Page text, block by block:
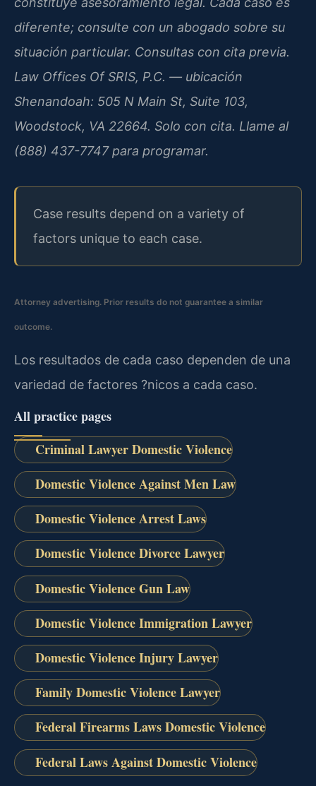
diferente; consulte con un abogado sobre su
situación particular. Consultas con cita previa.
Law Offices Of SRIS, P.C. — ubicación
Shenandoah: 505 N Main St, Suite 103,
Woodstock, VA 22664. Solo con cita. Llame al
(888) 437-7747 para programar.
Case results depend on a variety of
factors unique to each case.
Attorney advertising. Prior results do not guarantee a similar
outcome.
Los resultados de cada caso dependen de una
variedad de factores ?nicos a cada caso.
All practice pages
Criminal Lawyer Domestic Violence
Domestic Violence Against Men Law
Domestic Violence Arrest Laws
Domestic Violence Divorce Lawyer
Domestic Violence Gun Law
Domestic Violence Immigration Lawyer
Domestic Violence Injury Lawyer
Family Domestic Violence Lawyer
Federal Firearms Laws Domestic Violence
Federal Laws Against Domestic Violence